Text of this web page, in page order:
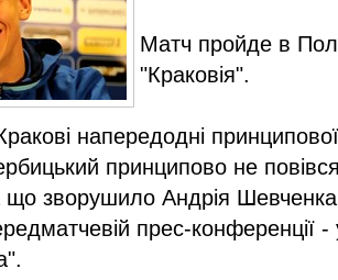
Матч пройде в
"Краковія".
напередодні принципової
принципово не
що зворушило Андрія Шевченка
прес-конференції
.